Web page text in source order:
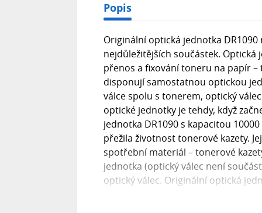
Popis
Originální optická jednotka
nejdůležitějších součástek.
přenos a fixování toneru na papír –
disponují samostatnou optickou
válce spolu s tonerem, optický
optické jednotky je tehdy, když
jednotka DR1090 s kapacitou
přežila životnost tonerové kazety.
spotřební materiál – tonerové
jednotka (optický válec není
optický válec. Originální optická
vše bude fungovat, jak má.